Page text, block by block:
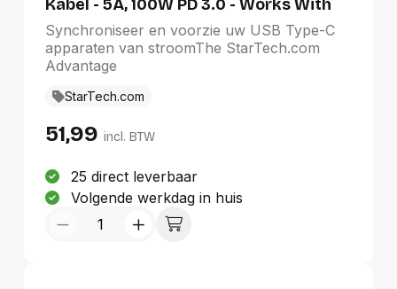
Kabel - 5A, 100W PD 3.0 - Works With
Chromebook Gecertificeerd - USB-IF
Gecertificeerd - M/M - USB 3.0 5Gbps -
USB C Laadkabel - USB Type C Kabel
Synchroniseer en voorzie uw USB Type-C
apparaten van stroomThe StarTech.com
Advantage
StarTech.com
51,99 incl. BTW
25 direct leverbaar
Volgende werkdag in huis